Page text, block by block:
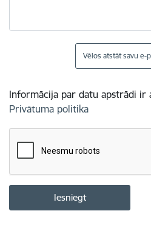
Vēlos atstāt savu e-
Informācija par datu apstrādi ir
Privātuma politika